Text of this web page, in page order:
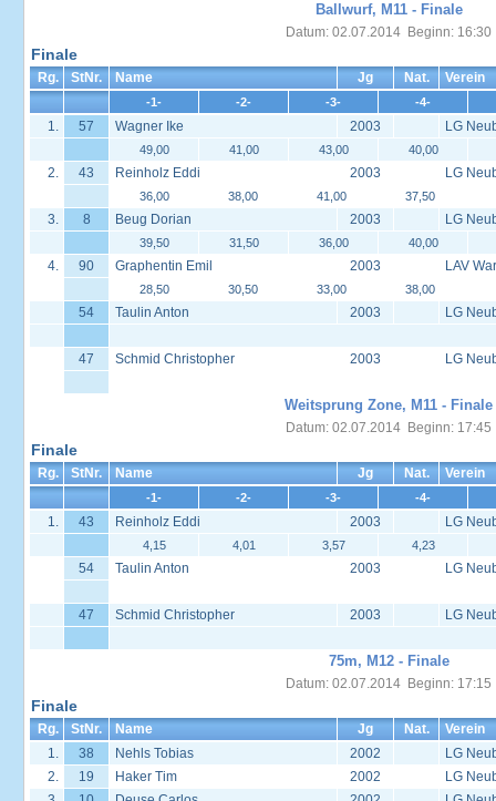
Ballwurf, M11 - Finale
Datum: 02.07.2014 Beginn: 16:30
Finale
Rg. StNr. Name Jg Nat. Verein
-1- -2- -3- -4-
1. 57 Wagner Ike 2003 LG
49,00 41,00 43,00 40,00
2. 43 Reinholz Eddi 2003 LG
36,00 38,00 41,00 37,50
3. 8 Beug Dorian 2003 LG
39,50 31,50 36,00 40,00
4. 90 Graphentin Emil 2003 LAV
28,50 30,50 33,00 38,00
54 Taulin Anton 2003 LG
47 Schmid Christopher 2003 LG
Weitsprung Zone, M11 - Finale
Datum: 02.07.2014 Beginn: 17:45
Finale
Rg. StNr. Name Jg Nat. Verein
-1- -2- -3- -4-
1. 43 Reinholz Eddi 2003 LG
4,15 4,01 3,57 4,23
54 Taulin Anton 2003 LG
47 Schmid Christopher 2003 LG
75m, M12 - Finale
Datum: 02.07.2014 Beginn: 17:15
Finale
Rg. StNr. Name Jg Nat.
Verein
1.
38 Nehls Tobias 2002
LG
2.
19 Haker Tim 2002
LG